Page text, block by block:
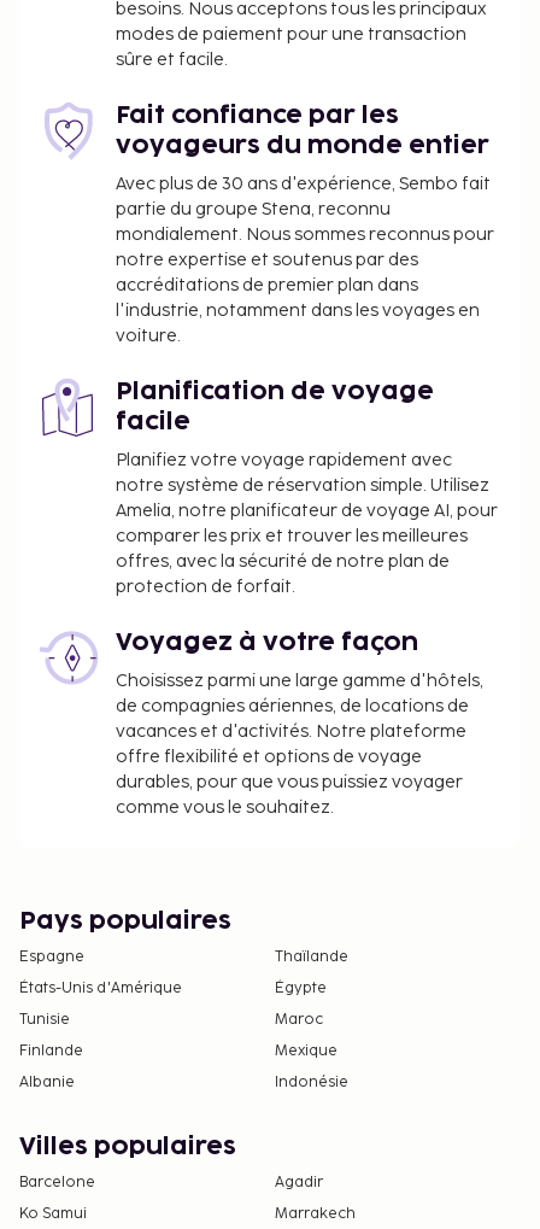
gratuit est disponible dans l'enceinte de
l'hébergement. Profitez des nombreux
l'hébergement, notamment l'accès Wi-Fi à Internet
gratuit et un service de conciergerie. Pendant votre
séjour, vous vous régalerez à Xheko Imperial, l'un
des 2 restaurants de cet hôtel et profiterez d'un
service d'étage 24 h/24. Idéal pour une soirée
cocooning pleine de saveurs !
Il vous sera demandé de payer les frais suivants à
l'hébergement :
personne et par nuit
Nous avons indiqué tous les frais dont
l'hébergement nous a fait part.
besoins. Nous acceptons tous les principaux
modes de paiement pour une transaction
sûre et facile.
Fait confiance par les
voyageurs du monde entier
Avec plus de 30 ans d'expérience, Sembo fait
partie du groupe Stena, reconnu
mondialement. Nous sommes reconnus pour
notre expertise et soutenus par des
accréditations de premier plan dans
l'industrie, notamment dans les voyages en
voiture.
Planification de voyage
facile
Planifiez votre voyage rapidement avec
notre système de réservation simple. Utilisez
Amelia, notre planificateur de voyage AI, pour
comparer les prix et trouver les meilleures
offres, avec la sécurité de notre plan de
protection de forfait.
Voyagez à votre façon
Choisissez parmi une large gamme d'hôtels,
de compagnies aériennes, de locations de
vacances et d'activités. Notre plateforme
offre flexibilité et options de voyage
durables, pour que vous puissiez voyager
comme vous le souhaitez.
Pays populaires
Espagne
Thaïlande
États-Unis d'Amérique
Égypte
Tunisie
Maroc
Finlande
Mexique
Albanie
Indonésie
Villes populaires
Barcelone
Agadir
Ko Samui
Marrakech